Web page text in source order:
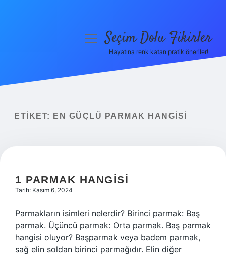
Yasal Uyarı
menüyüSeçim Dolu Fikirler
Hayatına renk katan pratik öneriler!
ETIKET: EN GÜÇLÜ PARMAK HANGISI
1 PARMAK HANGISI
Tarih: Kasım 6, 2024
Parmakların isimleri nelerdir? Birinci parmak: Baş
parmak. Üçüncü parmak: Orta parmak. Baş parmak
hangisi oluyor? Başparmak veya badem parmak,
sağ elin soldan birinci parmağıdır. Elin diğer